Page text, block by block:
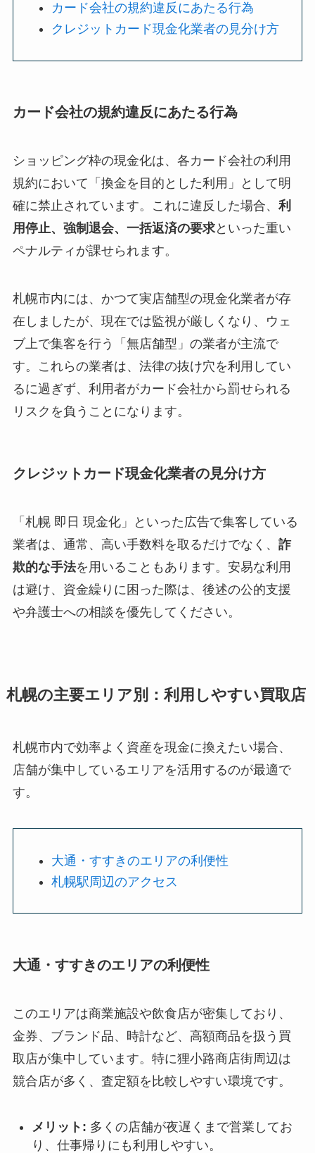
カード会社の規約違反にあたる行為
クレジットカード現金化業者の見分け方
カード会社の規約違反にあたる行為
ショッピング枠の現金化は、各カード会社の利用
規約において「換金を目的とした利用」として明
確に禁止されています。これに違反した場合、 利
用停止、強制退会、一括返済の要求といった重い
ペナルティが課せられます。
札幌市内には、かつて実店舗型の現金化業者が存
在しましたが、現在では監視が厳しくなり、ウェ
ブ上で集客を行う「無店舗型」の業者が主流で
す。これらの業者は、法律の抜け穴を利用してい
るに過ぎず、利用者がカード会社から罰せられる
リスクを負うことになります。
クレジットカード現金化業者の見分け方
「札幌 即日 現金化」といった広告で集客している
業者は、通常、高い手数料を取るだけでなく、 詐
欺的な手法を用いることもあります。安易な利用
は避け、資金繰りに困った際は、後述の公的支援
や弁護士への相談を優先してください。
札幌の主要エリア別：利用しやすい買取店
札幌市内で効率よく資産を現金に換えたい場合、
店舗が集中しているエリアを活用するのが最適で
す。
大通・すすきのエリアの利便性
札幌駅周辺のアクセス
大通・すすきのエリアの利便性
このエリアは商業施設や飲食店が密集しており、
金券、ブランド品、時計など、高額商品を扱う買
取店が集中しています。特に狸小路商店街周辺は
競合店が多く、査定額を比較しやすい環境です。
メリット: 多くの店舗が夜遅くまで営業してお
り、仕事帰りにも利用しやすい。